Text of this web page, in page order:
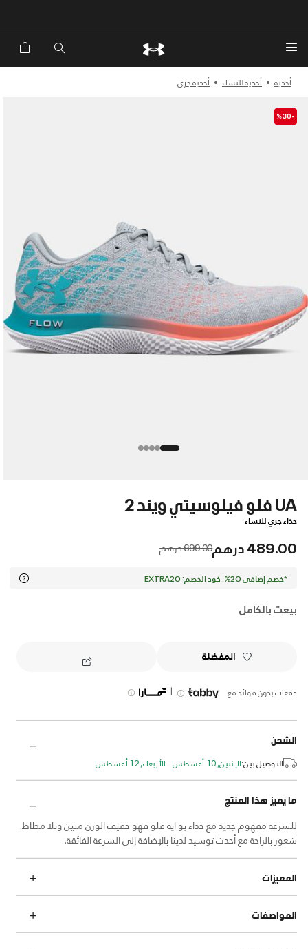
خصم إضافي 20%*. باستخدام الكود EXTRA20
أحذية أحذية للنساء أحذية جري
-%30
UA فلو فيلوسيتي ويند 2
حذاء جري للنساء
489.00 درهم Price reduced from
699.00 درهم to
*خصم إضافي 20%. كود الخصم: EXTRA20
بيعت بالكامل
المفضلة
دفعات بدون فوائد مع |
الشحن
التوصيل بين:الإثنين, 10 أغسطس - الأربعاء, 12 أغسطس
ما يميز هذا المنتج
للسرعة مفهوم جديد مع حذاء يو ايه فلو فهو خفيف الوزن متين وبلا مطاط.
شعور بالراحة مع أحدث توسيد لدينا بالإضافة إلى السرعة الفائقة.
المميزات
المواصفات